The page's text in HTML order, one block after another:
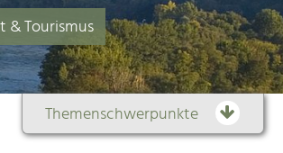
Tourismus
Themenschwerpunkte